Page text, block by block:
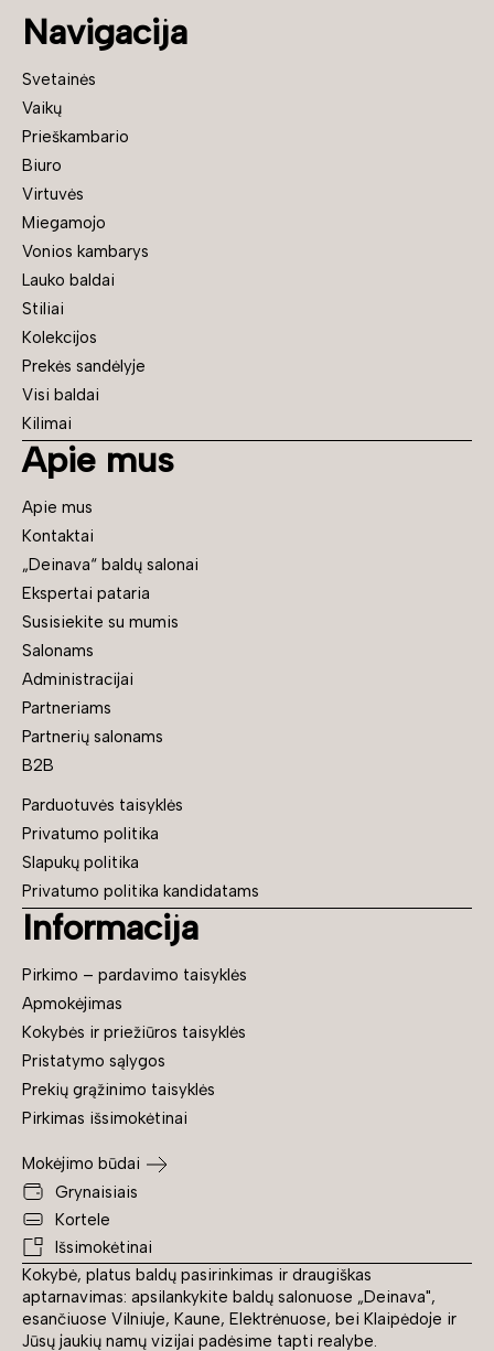
Kokybė, platus baldų pasirinkimas ir draugiškas
aptarnavimas: apsilankykite baldų salonuose „Deinava",
esančiuose Vilniuje, Kaune, Elektrėnuose, bei Klaipėdoje ir
Jūsų jaukių namų vizijai padėsime tapti realybe.
Navigacija
Svetainės
Vaikų
Prieškambario
Biuro
Virtuvės
Miegamojo
Vonios kambarys
Lauko baldai
Stiliai
Kolekcijos
Prekės sandėlyje
Visi baldai
Kilimai
Apie mus
Apie mus
Kontaktai
„Deinava“ baldų salonai
Ekspertai pataria
Susisiekite su mumis
Salonams
Administracijai
Partneriams
Partnerių salonams
B2B
Parduotuvės taisyklės
Privatumo politika
Slapukų politika
Privatumo politika kandidatams
Informacija
Pirkimo – pardavimo taisyklės
Apmokėjimas
Kokybės ir priežiūros taisyklės
Pristatymo sąlygos
Prekių grąžinimo taisyklės
Pirkimas išsimokėtinai
Mokėjimo būdai
Grynaisiais
Kortele
Išsimokėtinai